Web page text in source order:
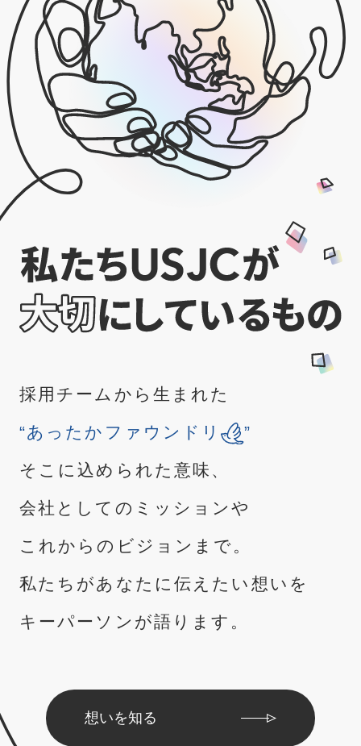
採用チームから生まれた
“あったかファウンドリ
”
そこに込められた意味、
会社としてのミッションや
これからのビジョンまで。
私たちがあなたに伝えたい想いを
キーパーソンが語ります。
想いを知る